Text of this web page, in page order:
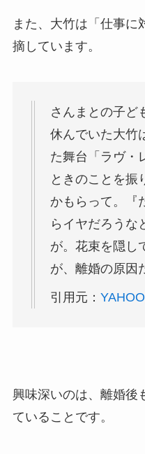
また、大竹は「仕事に
摘しています。
さんまとの子ど
休んでいた大竹
た舞台「ラヴ・
ときのことを振
かもらって。『
らイヤだろうな
が。花束を隠し
が、離婚の原因
引用元：
興味深いのは、離婚後
ていることです。